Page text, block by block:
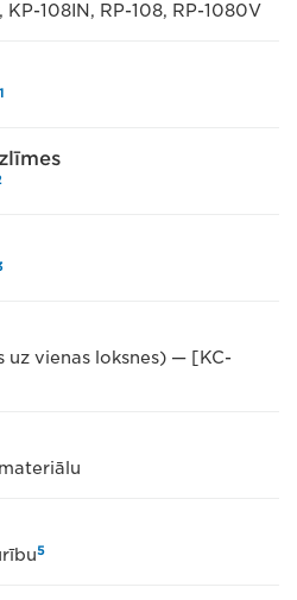
108IN, RP-108, RP-1080V
1
uz vienas loksnes) — [KC-
5